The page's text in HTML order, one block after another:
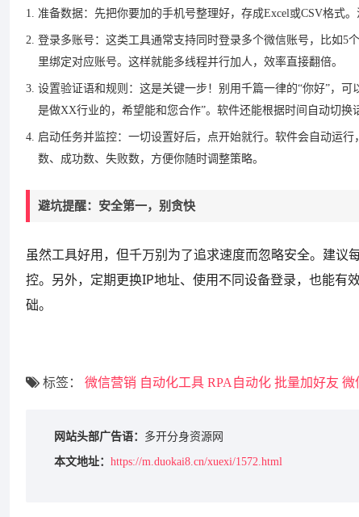
准备数据：先把你要加的手机号整理好，存成Excel或CSV格式
登录多账号：这类工具通常支持同时登录多个微信账号，比如5
里绑定对应账号。这样就能多线程并行加人，效率直接翻倍。
设置验证语和规则：这是关键一步！别用千篇一律的“你好”，
是做XX行业的，希望能和您合作”。软件还能根据时间自动切换
启动任务并监控：一切设置好后，点开始就行。软件会自动运
数、成功数、失败数，方便你随时调整策略。
避坑提醒：安全第一，别贪快
虽然工具好用，但千万别为了追求速度而忽略安全。建
控。另外，定期更换IP地址、使用不同设备登录，也能有
础。
标签： 微信营销 自动化工具 RPA自动化 批量加好友 微
网站头部广告语： 多开分身资源网
本文地址： https://m.duokai8.cn/xuexi/1572.html